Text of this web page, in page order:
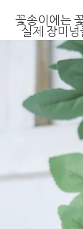
꽃송이에는
실제 장미